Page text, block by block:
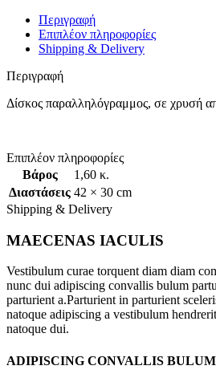
Περιγραφή
Επιπλέον πληροφορίες
Shipping & Delivery
Περιγραφή
Δίσκος παραλληλόγραμμος, σε χρυσή
Επιπλέον πληροφορίες
Βάρος
1,60 κ.
Διαστάσεις 42 × 30 cm
Shipping & Delivery
MAECENAS IACULIS
Vestibulum curae torquent diam diam
nunc dui adipiscing convallis bulum
parturient a.Parturient in parturient
natoque adipiscing a vestibulum
natoque dui.
ADIPISCING CONVALLIS BULUM